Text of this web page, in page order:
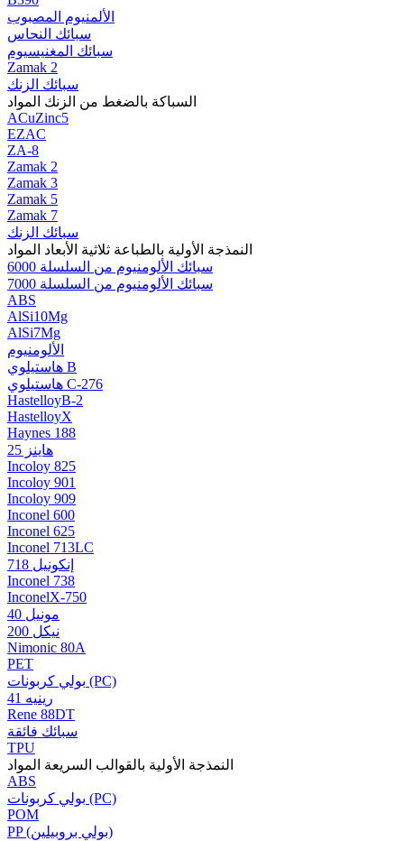
الألمنيوم المصبوب
سبائك النحاس
سبائك المغنيسيوم
Zamak 2
سبائك الزنك
السباكة بالضغط من الزنك المواد
ACuZinc5
EZAC
ZA-8
Zamak 2
Zamak 3
Zamak 5
Zamak 7
سبائك الزنك
النمذجة الأولية بالطباعة ثلاثية الأبعاد المواد
سبائك الألومنيوم من السلسلة 6000
سبائك الألومنيوم من السلسلة 7000
ABS
AlSi10Mg
AlSi7Mg
الألومنيوم
هاستيلوي B
هاستيلوي C-276
HastelloyB-2
HastelloyX
Haynes 188
هاينز 25
Incoloy 825
Incoloy 901
Incoloy 909
Inconel 600
Inconel 625
Inconel 713LC
إنكونيل 718
Inconel 738
InconelX-750
مونيل 40
نيكل 200
Nimonic 80A
PET
بولي كربونات (PC)
رينيه 41
Rene 88DT
سبائك فائقة
TPU
النمذجة الأولية بالقوالب السريعة المواد
ABS
بولي كربونات (PC)
POM
PP (بولي بروبيلين)